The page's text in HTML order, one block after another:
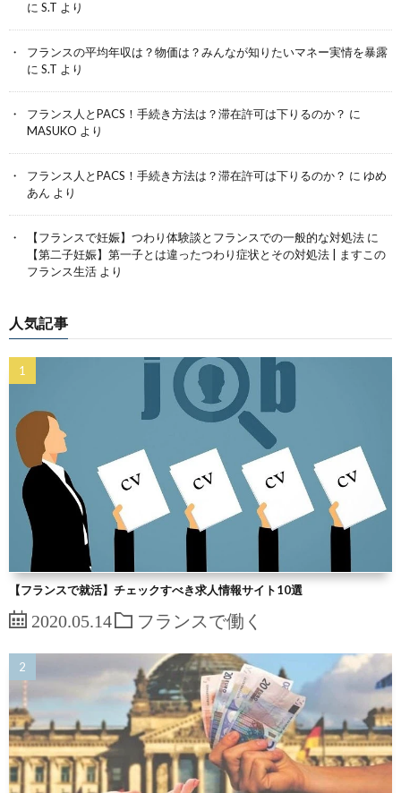
に S.T より
フランスの平均年収は？物価は？みんなが知りたいマネー実情を暴露
に S.T より
フランス人とPACS！手続き方法は？滞在許可は下りるのか？ に
MASUKO より
フランス人とPACS！手続き方法は？滞在許可は下りるのか？ に ゆめ
あん より
【フランスで妊娠】つわり体験談とフランスでの一般的な対処法 に
【第二子妊娠】第一子とは違ったつわり症状とその対処法 | ますこの
フランス生活 より
人気記事
【フランスで就活】チェックすべき求人情報サイト10選
2020.05.14 フランスで働く